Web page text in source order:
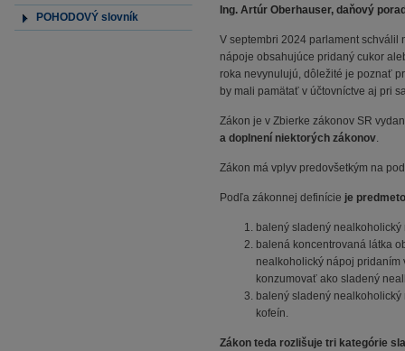
POHODOVÝ slovník
Ing. Artúr Oberhauser, daňový
V septembri 2024 parlament
nápoje obsahujúce pridaný cukor
roka nevynulujú, dôležité je poznať
by mali pamätať v účtovníctve aj pri
Zákon je v Zbierke zákonov SR
a doplnení niektorých zákonov.
Zákon má vplyv predovšetkým na
Podľa zákonnej definície je
balený sladený
balená koncentrovaná látka
nealkoholický nápoj pridaním
konzumovať ako sladený
balený sladený
kofeín.
Zákon teda rozlišuje tri kategórie